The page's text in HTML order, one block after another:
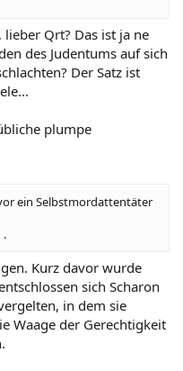
Qrt? Das ist ja ne
des Judentums auf sich
Der Satz ist
plumpe
ein Selbstmordattentäter
.
Kurz davor wurde
sich Scharon
in dem sie
Waage der Gerechtigkeit